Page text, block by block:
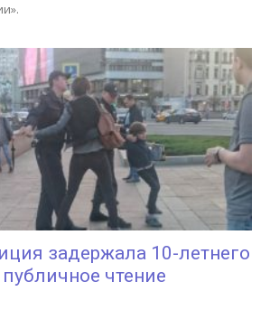
задержала 10-летнего
чтение